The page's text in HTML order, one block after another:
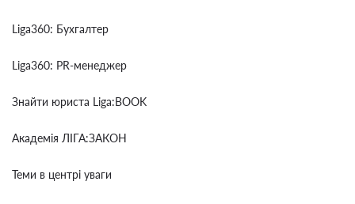
Liga360: Бухгалтер
Liga360: PR-менеджер
Знайти юриста Liga:BOOK
Академія ЛІГА:ЗАКОН
Теми в центрі уваги